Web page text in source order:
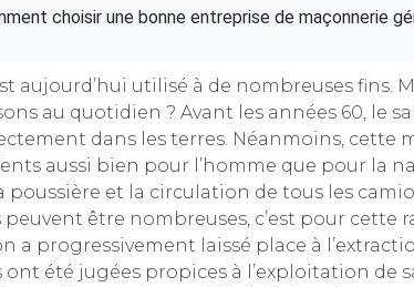
choisir une bonne entreprise de maçonnerie
aujourd’hui utilisé à de nombreuses fins.
au quotidien ? Avant les années 60, le
dans les terres. Néanmoins, cette
aussi bien pour l’homme que pour la
poussière et la circulation de tous les
peuvent être nombreuses, c’est pour cette
a progressivement laissé place à
été jugées propices à l’exploitation de